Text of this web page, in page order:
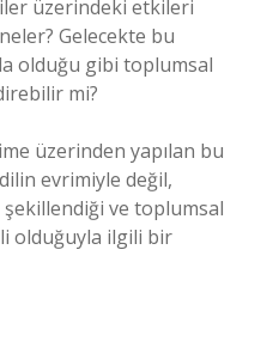
üzerindeki etkileri
Gelecekte bu
olduğu gibi toplumsal
mi?
üzerinden yapılan bu
evrimiyle değil,
şekillendiği ve toplumsal
olduğuyla ilgili bir